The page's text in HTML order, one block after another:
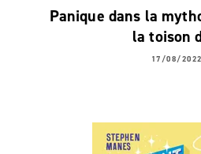
Panique dans la
la toison
17/08/2022